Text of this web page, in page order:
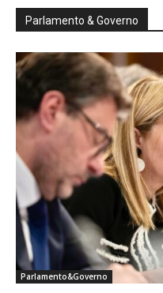
Parlamento & Governo
Parlamento&Governo